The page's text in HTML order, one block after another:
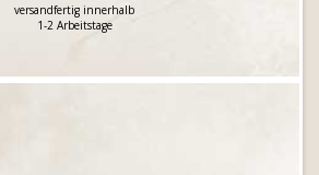
versandfertig innerhalb
1-2 Arbeitstage